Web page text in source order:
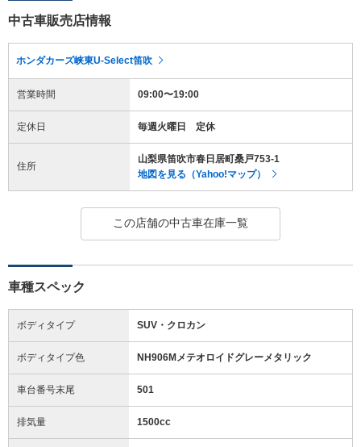
中古車販売店情報
ホンダカーズ峡東U-Select笛吹
営業時間 09:00〜19:00
定休日 毎週火曜日 定休
住所
山梨県笛吹市春日居町桑戸753-1
地図を見る（Yahoo!マップ）
この店舗の中古車在庫一覧
車種スペック
ボディタイプ SUV・クロカン
ボディタイプ色 NH906Mメテオロイドグレーメタリック
車台番号末尾 501
排気量 1500cc